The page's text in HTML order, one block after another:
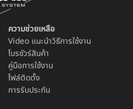
ความช่วยเหลือ
Video แนะนำวิธีการใช้งาน
โบรชัวร์สินค้า
คู่มือการใช้งาน
ไฟล์ติดตั้ง
การรับประกัน